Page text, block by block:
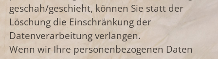
geschah/geschieht, können Sie statt der
Löschung die Einschränkung der
Datenverarbeitung verlangen.
Wenn wir Ihre personenbezogenen Daten